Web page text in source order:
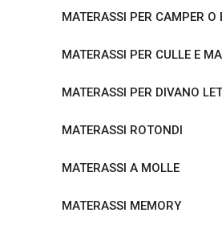
MATERASSI PER CAMPER O
MATERASSI PER CULLE E
MATERASSI PER DIVANO
MATERASSI ROTONDI
MATERASSI A MOLLE
MATERASSI MEMORY